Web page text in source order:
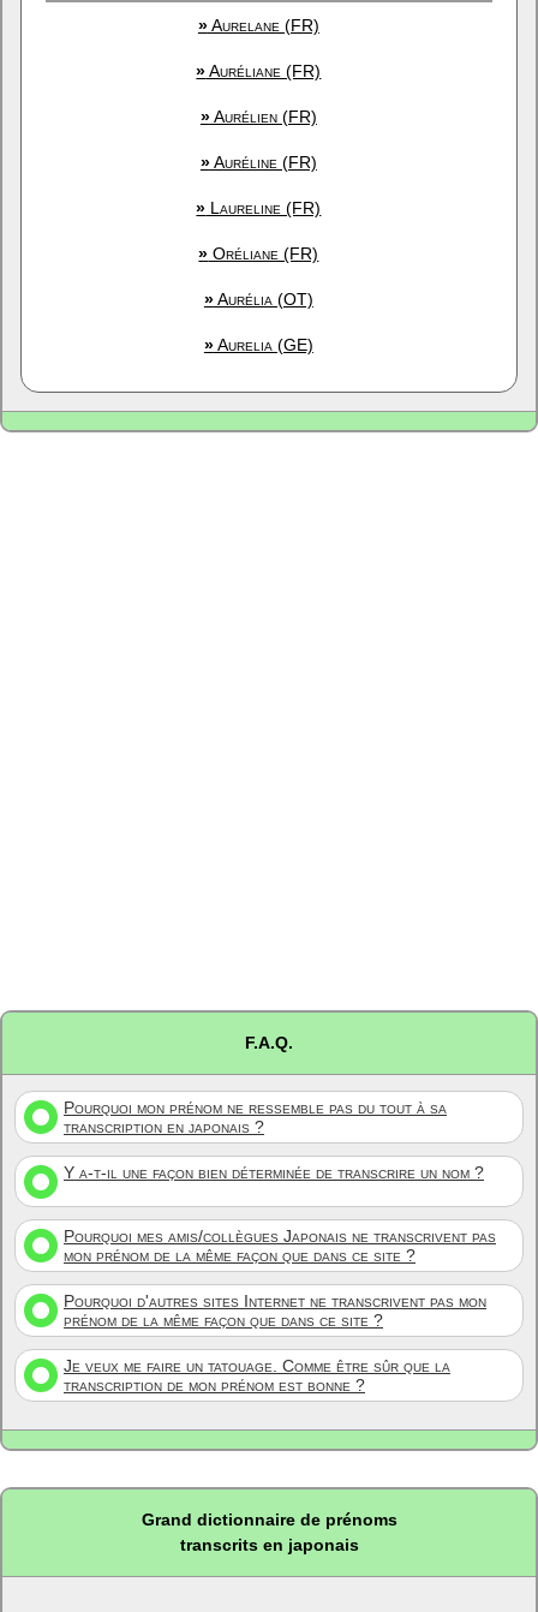
»Aurelane (FR)
»Auréliane (FR)
»Aurélien (FR)
»Auréline (FR)
» Laureline (FR)
» Oréliane (FR)
»Aurélia (OT)
»Aurelia (GE)
F.A.Q.
Pourquoi mon prénom ne ressemble pas du tout à sa
transcription en japonais ?
Y a-t-il une façon bien déterminée de transcrire un nom ?
Pourquoi mes amis/collègues Japonais ne transcrivent pas
mon prénom de la même façon que dans ce site ?
Pourquoi d'autres sites Internet ne transcrivent pas mon
prénom de la même façon que dans ce site ?
Je veux me faire un tatouage. Comme être sûr que la
transcription de mon prénom est bonne ?
Grand dictionnaire de prénoms
transcrits en japonais